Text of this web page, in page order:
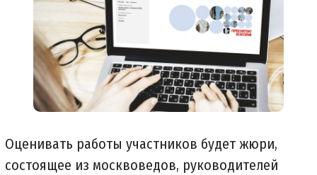
Оценивать работы участников будет жюри,
состоящее из москвоведов, руководителей